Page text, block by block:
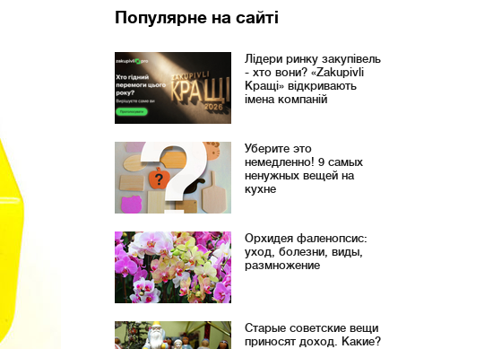
Популярне на сайті
Лідери ринку закупівель
- хто вони? «Zakupivli
Кращі» відкривають
імена компаній
Уберите это
немедленно! 9 самых
ненужных вещей на
кухне
Орхидея фаленопсис:
уход, болезни, виды,
размножение
Старые советские вещи
приносят доход. Какие?